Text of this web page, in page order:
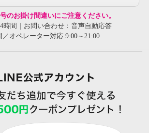
のお掛け間違いにご注意ください。
時間｜お問い合わせ：音声自動応答
／オペレーター対応 9:00～21:00